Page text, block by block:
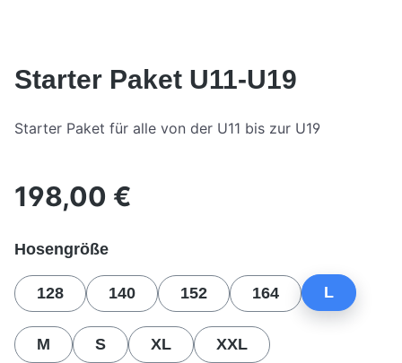
Starter Paket U11-U19
Starter Paket für alle von der U11 bis zur U19
Regulärer Preis:
198,00 €
Hosengrößeauswählen
128 140 152 164 L
M S XL XXL